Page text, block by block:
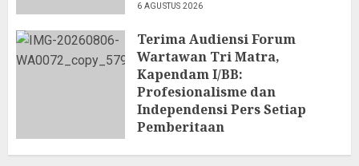
6 AGUSTUS 2026
Terima Audiensi Forum
Wartawan Tri Matra,
Kapendam I/BB:
Profesionalisme dan
Independensi Pers Setiap
Pemberitaan